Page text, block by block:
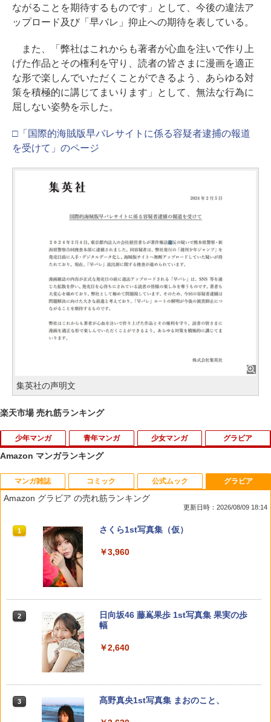
ながることを期待するものです」として、今後の違法ア
ップロード及び「早バレ」抑止への期待を表している。
また、「弊社はこれからも著者が心血を注いで作り上
げた作品とその権利を守り、読者の皆さまに漫画を適正
な形で楽しんでいただくことができるよう、あらゆる対
策を積極的に講じてまいります」として、無法な行為に
屈しない姿勢を示した。
□「国際的海賊版早バレサイトに係る容疑者逮捕の報道
を受けて」のページ
集英社の声明文
楽天市場 売れ筋ランキング
少年マンガ
1
おじさまと猫（17） （ガンガンコミック
スpixiv） [ 桜井海 ]
青年マンガ
1 キングダム 79 【電子書籍】[ 原泰久 ]
少女マンガ
1
うるわしの宵の月（11） （KC デザー
ト） [ やまもり 三香 ]
グラビア
1
【中古】 NUDITY / 宮澤 正明 / R出版 [大
型本]【メール便送料無料】【最短翌日配
￥964
￥1,980
Amazon マンガランキング
マンガ雑誌
1
週刊少年サンデー 2026年36・37合併号
2
週刊少年マガジン 2026年36・37号[202
6年8月5日発売] [雑誌]
￥400
3 COMIC快楽天 2026年 09月号 [雑誌]
コミック
1 ビビビコミック 創刊記念号 ([実用品])
￥935
2
薬屋のひとりごと 17巻 (デジタル版ビッ
グガンガンコミックス)
￥770
3
メイドインアビス (１５) (バンブーコミ
公式ムック
1 F.S.S. EPISODES of 40th MEMORIAL
￥3,630
￥1,650
￥-
グラビア
Amazon グラビア の売れ筋ランキング
更新日時：2026/08/09 18:14
1 さくら1st写真集（仮）
￥3,960
2
日向坂46 藤嶌果歩 1st写真集 果実の歩
幅
￥2,640
3 髙野真央1st写真集 まおのこと、